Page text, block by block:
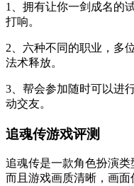
1、拥有让你一剑成名的
打响。
2、六种不同的职业，多
法术释放。
3、帮会参加随时可以进
动交友。
追魂传游戏评测
追魂传是一款角色扮演类
而且游戏画质清晰，画